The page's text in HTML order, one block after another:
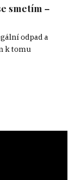
smetím –
odpad a
k tomu